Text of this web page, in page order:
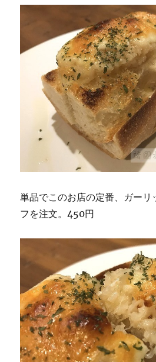
単品でこのお店の定番、ガーリ
フを注文。450円